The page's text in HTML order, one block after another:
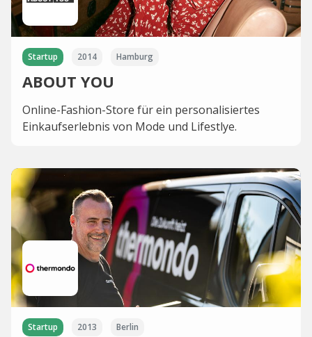
Startup 2014 Hamburg
ABOUT YOU
Online-Fashion-Store für ein personalisiertes
Einkaufserlebnis von Mode und Lifestlye.
Startup 2013 Berlin